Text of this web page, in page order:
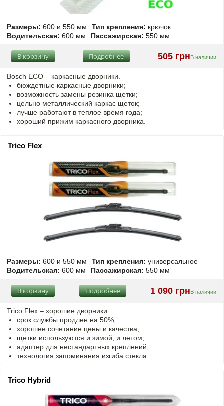
Размеры: 600 и 550 мм Тип крепления: крючок
Водительская: 600 мм Пассажирская: 550 мм
505 грн В наличии
Подробнее
В корзину
Bosch ECO – каркасные дворники.
бюждетные каркасные дворники;
возможность замены резинка щетки;
цельно металлический каркас щеток;
лучше работают в теплое время года;
хороший прижим каркасного дворника.
Trico Flex
Размеры: 600 и 550 мм Тип крепления: универсальное
Водительская: 600 мм Пассажирская: 550 мм
1 090 грн В наличии
Подробнее
В корзину
Trico Flex – хорошие дворники.
срок службы продлен на 50%;
хорошее сочетание цены и качества;
щетки используются и зимой, и летом;
адаптер для нестандартных креплений;
технология запоминания изгиба стекла.
Trico Hybrid